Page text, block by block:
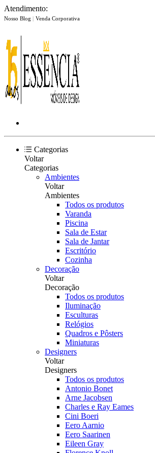
Atendimento:
Nosso Blog | Venda Corporativa
Categorias
Voltar
Categorias
Ambientes
Voltar
Ambientes
Todos os produtos
Varanda
Piscina
Sala de Estar
Sala de Jantar
Escritório
Cozinha
Decoração
Voltar
Decoração
Todos os produtos
Iluminação
Esculturas
Relógios
Quadros e Pôsters
Miniaturas
Designers
Voltar
Designers
Todos os produtos
Antonio Bonet
Arne Jacobsen
Charles e Ray Eames
Cini Boeri
Eero Aarnio
Eero Saarinen
Eileen Gray